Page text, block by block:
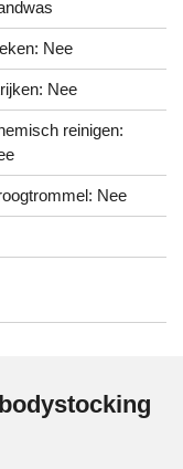
Nee
Nee
reinigen:
Nee